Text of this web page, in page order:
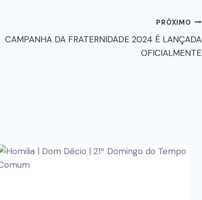
PRÓXIMO
CAMPANHA DA FRATERNIDADE 2024 É LANÇADA
OFICIALMENTE